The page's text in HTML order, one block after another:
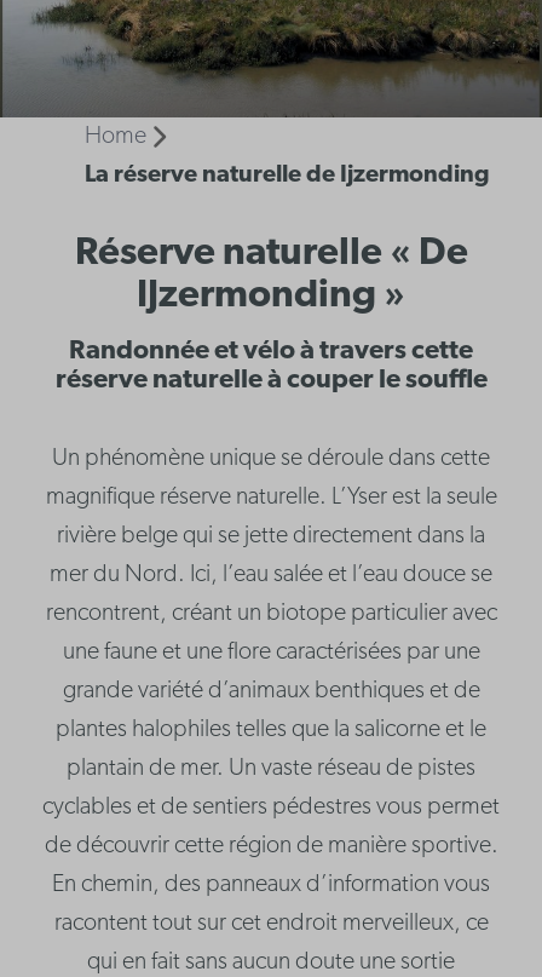
Home
La réserve naturelle de Ijzermonding
Réserve naturelle « De
IJzermonding »
Randonnée et vélo à travers cette
réserve naturelle à couper le souffle
Un phénomène unique se déroule dans cette
magnifique réserve naturelle. L’Yser est la seule
rivière belge qui se jette directement dans la
mer du Nord. Ici, l’eau salée et l’eau douce se
rencontrent, créant un biotope particulier avec
une faune et une flore caractérisées par une
grande variété d’animaux benthiques et de
plantes halophiles telles que la salicorne et le
plantain de mer. Un vaste réseau de pistes
cyclables et de sentiers pédestres vous permet
de découvrir cette région de manière sportive.
En chemin, des panneaux d’information vous
racontent tout sur cet endroit merveilleux, ce
qui en fait sans aucun doute une sortie